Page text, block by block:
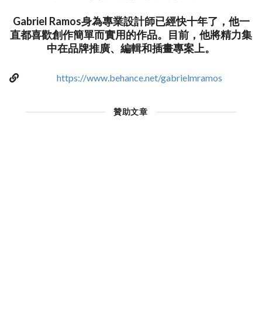
Gabriel Ramos身為專業設計師已經快十年了，他一
直都喜歡創作簡單而實用的作品。目前，他將精力集
中在品牌推廣、編輯和插畫專案上。
https://www.behance.net/gabrielmramos
贊助文章